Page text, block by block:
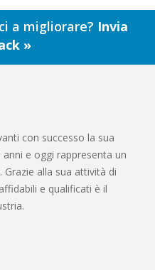
a migliorare? Invia
»
con successo la sua
e oggi rappresenta un
alla sua attività di
e qualificati è il